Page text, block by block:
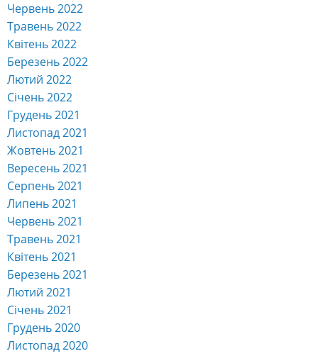
Червень 2022
Травень 2022
Квітень 2022
Березень 2022
Лютий 2022
Січень 2022
Грудень 2021
Листопад 2021
Жовтень 2021
Вересень 2021
Серпень 2021
Липень 2021
Червень 2021
Травень 2021
Квітень 2021
Березень 2021
Лютий 2021
Січень 2021
Грудень 2020
Листопад 2020